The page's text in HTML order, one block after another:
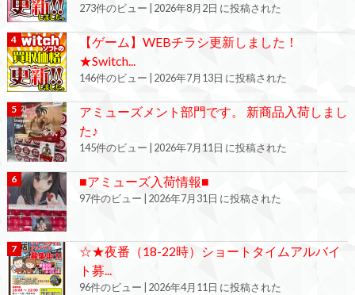
273件のビュー 2026年8月2日 に投稿された
【ゲーム】WEBチラシ更新しました！
★Switch...
146件のビュー 2026年7月13日 に投稿された
アミューズメント部門です。 新商品入荷しまし
た♪
145件のビュー 2026年7月11日 に投稿された
■アミューズ入荷情報■
97件のビュー 2026年7月31日 に投稿された
☆★夜番（18-22時）ショートタイムアルバイ
ト募...
96件のビュー 2026年4月11日 に投稿された